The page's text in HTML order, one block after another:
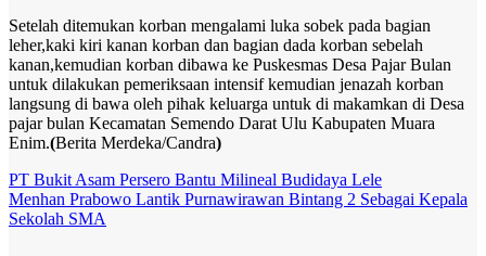
Setelah ditemukan korban mengalami luka sobek pada bagian
leher,kaki kiri kanan korban dan bagian dada korban sebelah
kanan,kemudian korban dibawa ke Puskesmas Desa Pajar Bulan
untuk dilakukan pemeriksaan intensif kemudian jenazah korban
langsung di bawa oleh pihak keluarga untuk di makamkan di Desa
pajar bulan Kecamatan Semendo Darat Ulu Kabupaten Muara
Enim.(Berita Merdeka/Candra)
Post
navigation
PT Bukit Asam Persero Bantu Milineal Budidaya Lele
Menhan Prabowo Lantik Purnawirawan Bintang 2 Sebagai Kepala
Sekolah SMA